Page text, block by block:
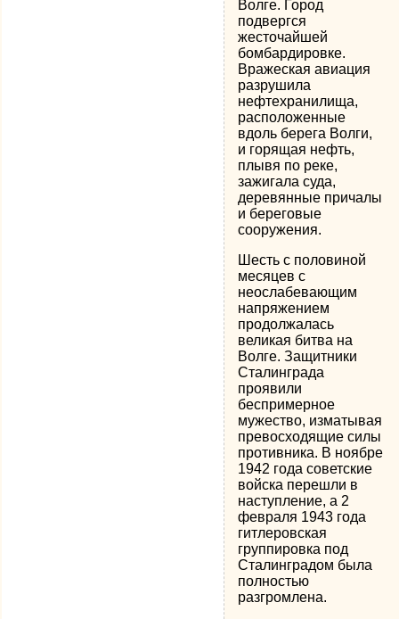
Волге. Город
подвергся
жесточайшей
бомбардировке.
Вражеская авиация
разрушила
нефтехранилища,
расположенные
вдоль берега Волги,
и горящая нефть,
плывя по реке,
зажигала суда,
деревянные причалы
и береговые
сооружения.
Шесть с половиной
месяцев с
неослабевающим
напряжением
продолжалась
великая битва на
Волге. Защитники
Сталинграда
проявили
беспримерное
мужество, изматывая
превосходящие силы
противника. В ноябре
1942 года советские
войска перешли в
наступление, а 2
февраля 1943 года
гитлеровская
группировка под
Сталинградом была
полностью
разгромлена.